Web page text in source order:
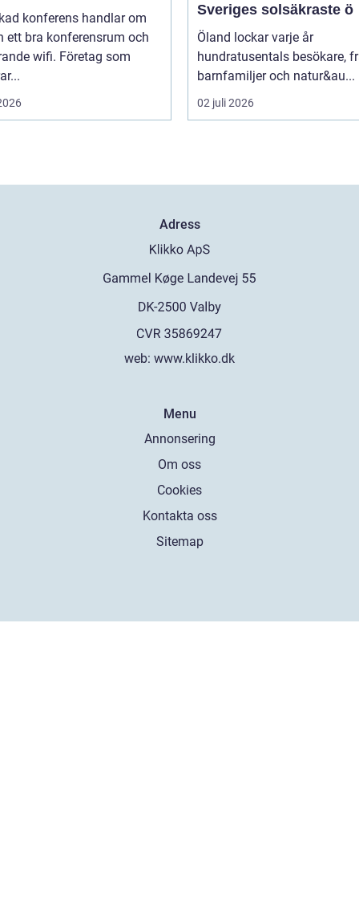
konferens handlar om
ett bra konferensrum och
wifi. Företag som
Sveriges solsäkraste ö
Öland lockar varje år
hundratusentals besökare,
barnfamiljer och natur&au...
02 juli 2026
Adress
web: www.klikko.dk
Menu
Annonsering
Om oss
Cookies
Kontakta oss
Sitemap